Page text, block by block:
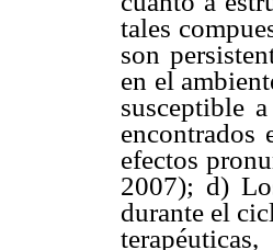
tales
son
en el
susceptible
encontrados
efectos
2007); d)
durante el